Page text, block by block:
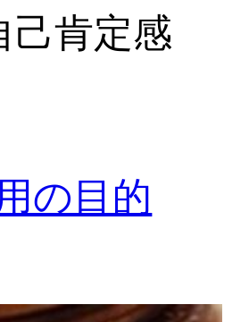
己肯定感
の目的